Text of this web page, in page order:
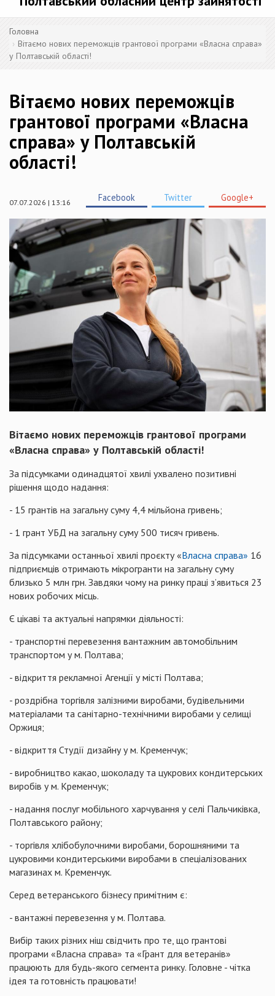
Головна
Вітаємо нових переможців грантової програми «Власна справа»
у Полтавській області!
Вітаємо нових переможців
грантової програми «Власна
справа» у Полтавській
області!
07.07.2026 | 13:16 Facebook Twitter Google+
Вітаємо нових переможців грантової програми
«Власна справа» у Полтавській області!
За підсумками одинадцятої хвилі ухвалено позитивні
рішення щодо надання:
- 15 грантів на загальну суму 4,4 мільйона гривень;
- 1 грант УБД на загальну суму 500 тисяч гривень.
За підсумками останньої хвилі проєкту «Власна справа» 16
підприємців отримають мікрогранти на загальну суму
близько 5 млн грн. Завдяки чому на ринку праці з’явиться 23
нових робочих місць.
Є цікаві та актуальні напрямки діяльності:
- транспортні перевезення вантажним автомобільним
транспортом у м. Полтава;
- відкриття рекламної Агенції у місті Полтава;
- роздрібна торгівля залізними виробами, будівельними
матеріалами та санітарно-технічними виробами у селищі
Оржиця;
- відкриття Студії дизайну у м. Кременчук;
- виробництво какао, шоколаду та цукрових кондитерських
виробів у м. Кременчук;
- надання послуг мобільного харчування у селі Пальчиківка,
Полтавського району;
- торгівля хлібобулочними виробами, борошняними та
цукровими кондитерськими виробами в спеціалізованих
магазинах м. Кременчук.
Серед ветеранського бізнесу примітним є:
- вантажні перевезення у м. Полтава.
Вибір таких різних ніш свідчить про те, що грантові
програми «Власна справа» та «Грант для ветеранів»
працюють для будь-якого сегмента ринку. Головне - чітка
ідея та готовність працювати!